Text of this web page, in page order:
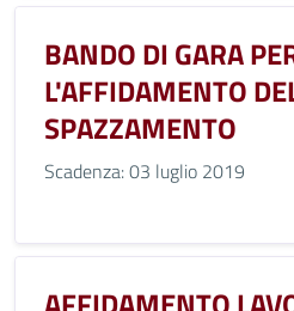
BANDO DI GARA
L'AFFIDAMENTO
SPAZZAMENTO
Scadenza: 03 luglio 2019